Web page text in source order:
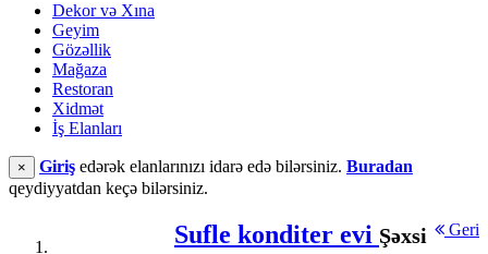
Dekor və Xına
Geyim
Gözəllik
Mağaza
Restoran
Xidmət
İş Elanları
× Giriş edərək elanlarınızı idarə edə bilərsiniz. Buradan
qeydiyyatdan keçə bilərsiniz.
Geri
Sufle konditer evi Şəxsi